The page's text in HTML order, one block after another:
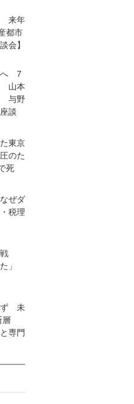
来年
都市
会】
へ 7
山本
与野
談
東京
のた
死
ぜダ
税理
戦
た」
ず 未
層
専門